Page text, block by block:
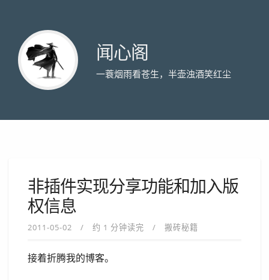
闻心阁
一蓑烟雨看苍生，半壶浊酒笑红尘
非插件实现分享功能和加入版
权信息
2011-05-02 约 1 分钟读完 搬砖秘籍
接着折腾我的博客。